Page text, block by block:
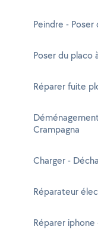
Peindre -
Poser du placo
Réparer fuite
Crampagna
Charger -
Réparateur
Réparer iphone